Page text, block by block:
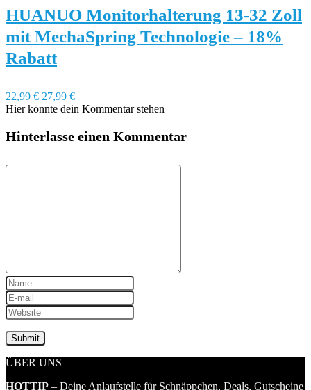
HUANUO Monitorhalterung 13-32 Zoll
mit MechaSpring Technologie – 18%
Rabatt
22,99 € 27,99 €
Hier könnte dein Kommentar stehen
Hinterlasse einen Kommentar
ÜBER UNS
HOTTIP – Deine Anlaufstelle für Schnäppchen, Deals, Gutscheine